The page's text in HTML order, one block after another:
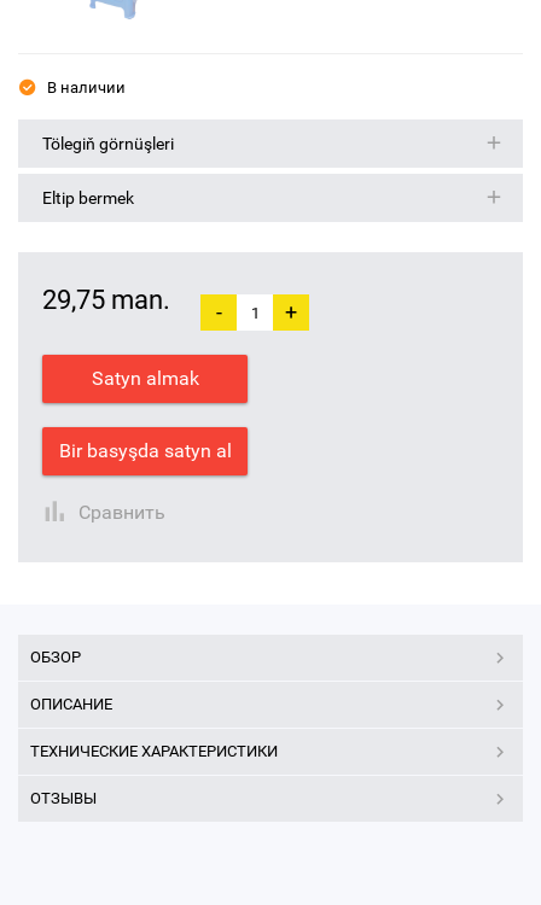
В наличии
Tölegiň görnüşleri
Eltip bermek
29,75 man. - +
Satyn almak
Bir basyşda satyn al
Сравнить
ОБЗОР
ОПИСАНИЕ
ТЕХНИЧЕСКИЕ ХАРАКТЕРИСТИКИ
ОТЗЫВЫ